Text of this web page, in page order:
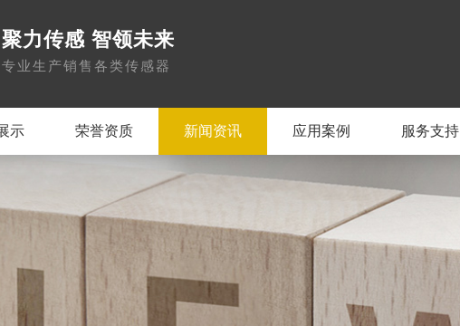
聚力传感 智领未来
专业生产销售各类传感器
示 荣誉资质 新闻资讯 应用案例 服务支持